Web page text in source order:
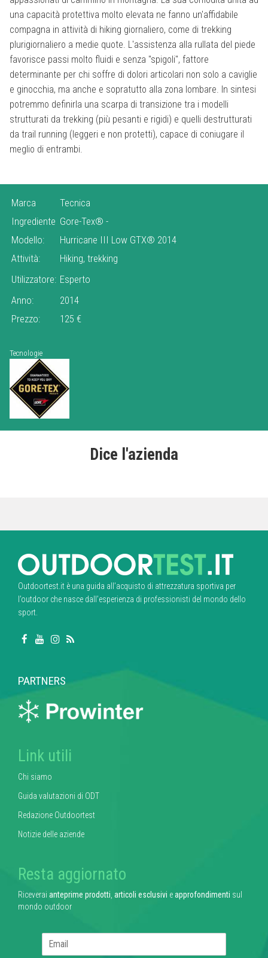
una capacità protettiva molto elevata ne fanno un'affidabile
compagna in attività di hiking giornaliero, come di trekking
plurigiornaliero a medie quote. L'assistenza alla rullata del piede
favorisce passi molto fluidi e senza "spigoli", fattore
determinante per chi soffre di dolori articolari non solo a caviglie
e ginocchia, ma anche e sopratutto alla zona lombare. In sintesi
potremmo definirla una scarpa di transizione tra i modelli
strutturati da trekking (più pesanti e rigidi) e quelli destrutturati
da trail running (leggeri e non protetti), capace di coniugare il
meglio di entrambi.
Marca
Tecnica
Ingrediente Gore-Tex® -
Modello:
Hurricane III Low GTX® 2014
Attività:
Hiking, trekking
Utilizzatore: Esperto
Anno:
2014
Prezzo:
125 €
Tecnologie
Dice l'azienda
Outdoortest.it è una guida all’acquisto di attrezzatura sportiva per
l’outdoor che nasce dall’esperienza di professionisti del mondo dello
sport.
PARTNERS
Link utili
Chi siamo
Guida valutazioni di ODT
Redazione Outdoortest
Notizie delle aziende
Resta aggiornato
Riceverai anteprime prodotti articoli esclusivi eapprofondimenti sul
mondo outdoor